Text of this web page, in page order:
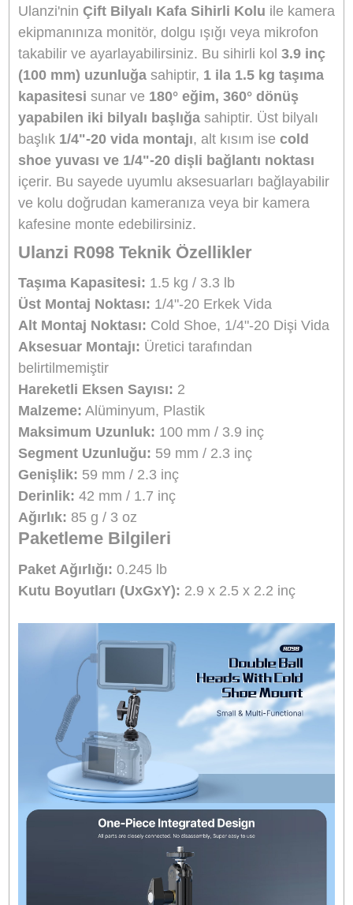
Marka
ULANZI
Stok Kodu
ULANZI 2954
Stok Durumu
Stokta Yok
GTIN
6972436382132
Garanti Süresi
%10
1.110,00 TL
1.000,00 TL
NAKİT / HAVALE:980,00 TL * 279,62 TLden başlayan
GELİNCE HABER VER
Bu ürünü satın alarak25000puan kazanabilirsiniz.
Çift Top Başlık
– 180° eğilebilir, 360° dönebilir başlıklar.
1/4" Vida Girişi – Monitör, mikrofon gibi aksesuarlarla uyumlu.
1 kg Yük Kapasitesi– Hafif ve orta ağırlıktaki ekipmanlar için uygun.
Dayanıklı ve Hafif– Alüminyum ve ABS malzeme, 72.5g ağırlık.
Ulanzi Türkiye Resmi Distribütörü
Bikamera Ulanzi Türkiye resmi distribütörü online satış mağazasıdır.
Tüm Ulanzi marka ürünler 2 yıl resmi garanti kapsamındadır.
Ulanzi R098 Genel Bakış
Ulanzi'nin
Çift Bilyalı Kafa Sihirli Koluile
ekipmanınıza monitör, dolgu ışığı veya mikrofon
takabilir ve ayarlayabilirsiniz. Bu sihirli kol
(100 mm) uzunluğa
sahiptir,1 ila 1.5 kg
kapasitesisunar ve
180° eğim, 360° dönüş
yapabilen iki bilyalı başlığasahiptir. Üst bilyalı
başlık
1/4"-20 vida montajı, alt kısım ise
cold
shoe yuvası ve 1/4"-20 dişli bağlantı noktası
içerir. Bu sayede uyumlu aksesuarları
ve kolu doğrudan kameranıza veya bir kamera